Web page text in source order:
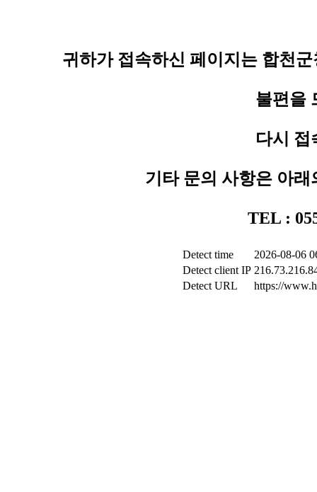
귀하가 접속하신 페이지는 합천
불편을
다시 접
기타 문의 사항은 아
TEL :
Detect time
2026-08-06
Detect client IP
Detect URL
https://